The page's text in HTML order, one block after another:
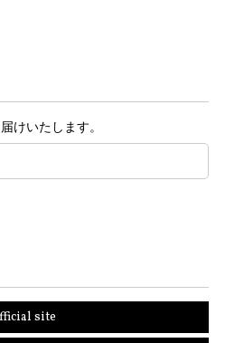
けいたします。
site